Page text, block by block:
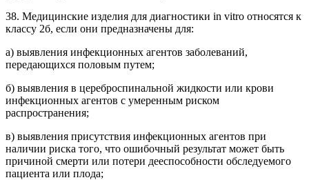
38. Медицинские изделия для диагностики in vitro относятся к
классу 2б, если они предназначены для:
а) выявления инфекционных агентов заболеваний,
передающихся половым путем;
б) выявления в цереброспинальной жидкости или крови
инфекционных агентов с умеренным риском
распространения;
в) выявления присутствия инфекционных агентов при
наличии риска того, что ошибочный результат может быть
причиной смерти или потери дееспособности обследуемого
пациента или плода;